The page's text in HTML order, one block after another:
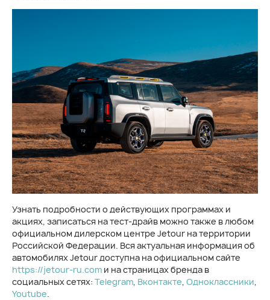
Узнать подробности о действующих программах и
акциях, записаться на тест-драйв можно также в любом
официальном дилерском центре Jetour на территории
Российской Федерации. Вся актуальная информация об
автомобилях Jetour доступна на официальном сайте
https://jetour-ru.com и на страницах бренда в
социальных сетях: Telegram, Вконтакте, Одноклассники,
Youtube.